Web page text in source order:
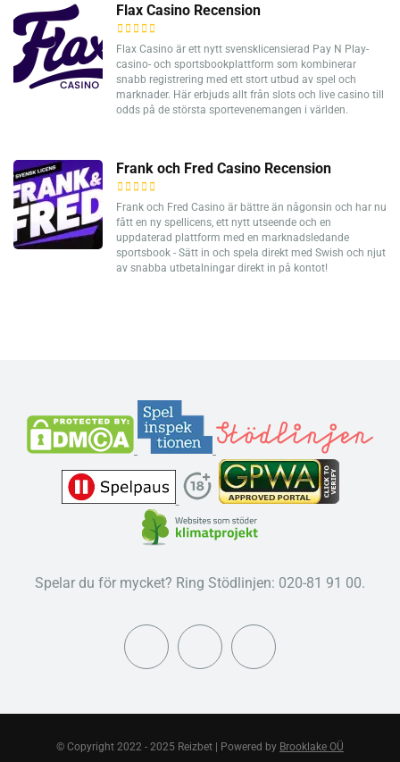
Flax Casino Recension
Flax Casino är ett nytt svensklicensierad Pay N Play-
casino- och sportsbookplattform som kombinerar
snabb registrering med ett stort utbud av spel och
marknader. Här erbjuds allt från slots och live casino till
odds på de största sportevenemangen i världen.
Frank och Fred Casino Recension
Frank och Fred Casino är bättre än någonsin och har nu
fått en ny spellicens, ett nytt utseende och en
uppdaterad plattform med en marknadsledande
sportsbook - Sätt in och spela direkt med Swish och njut
av snabba utbetalningar direkt in på kontot!
Spelar du för mycket? Ring Stödlinjen: 020-81 91 00.
© Copyright 2022 - 2025 Reizbet | Powered by Brooklake OÜ